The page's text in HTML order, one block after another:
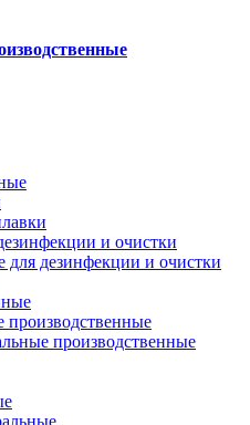
и очистки
для дезинфекции и очистки
производственные